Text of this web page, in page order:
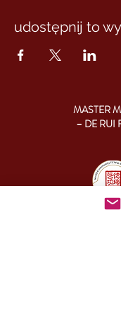
udostępnij to
MASTER
– DE RUI